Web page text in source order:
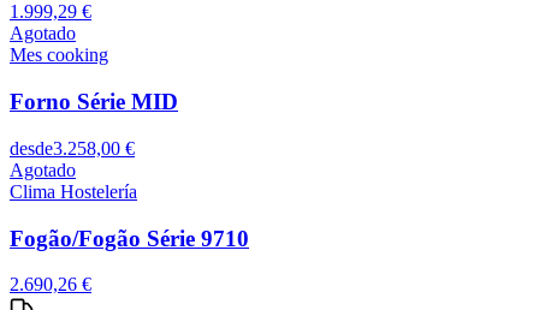
1.999,29 €
Agotado
Mes cooking
Forno Série MID
desde3.258,00 €
Agotado
Clima Hostelería
Fogão/Fogão Série 9710
2.690,26 €